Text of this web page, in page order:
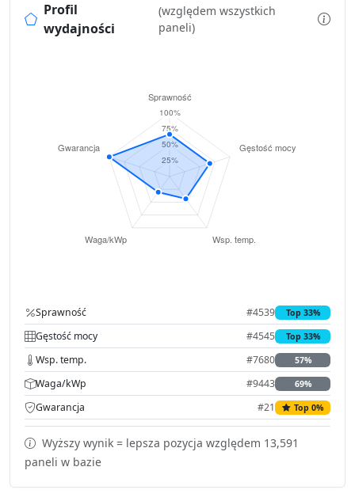
Profil
wydajności
(względem wszystkich
paneli)
Sprawność #4539 Top 33%
Gęstość mocy #4545 Top 33%
Wsp. temp. #7680 57%
Waga/kWp #9443 69%
Gwarancja #21 Top 0%
Wyższy wynik = lepsza pozycja względem 13,591
paneli w bazie